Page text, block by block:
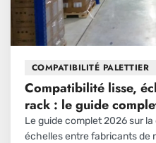
COMPATIBILITÉ PALETTIER
Compatibilité lisse,
rack : le guide
Le guide complet 2026 sur
échelles entre fabricants de